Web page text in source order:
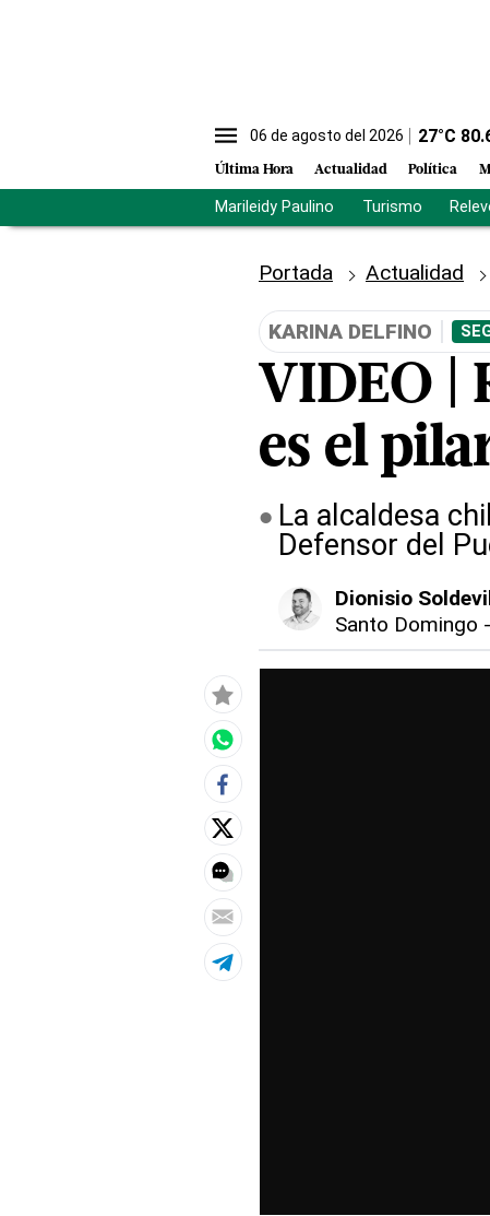
06 de agosto del 2026 27°C
Última Hora Actualidad Política
Marileidy Paulino Turismo
Portada Actualidad
KARINA DELFINO
VIDEO |
es el
La alcaldesa
Defensor del
Dionisio
Santo Domingo -